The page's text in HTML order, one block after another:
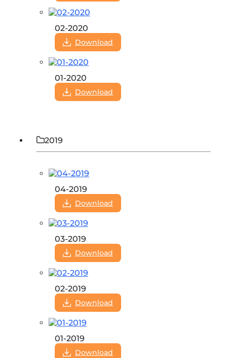
02-2020
Download
01-2020
Download
2019
04-2019
Download
03-2019
Download
02-2019
Download
01-2019
Download